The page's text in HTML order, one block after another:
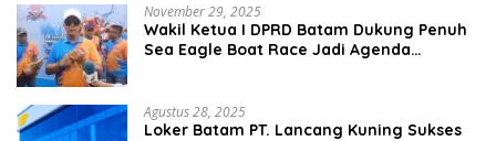
November 29, 2025
Wakil Ketua I DPRD Batam Dukung Penuh
Sea Eagle Boat Race Jadi Agenda
Agustus 28, 2025
Loker Batam PT. Lancang Kuning Sukses